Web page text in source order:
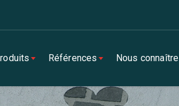
Références Nous connaître